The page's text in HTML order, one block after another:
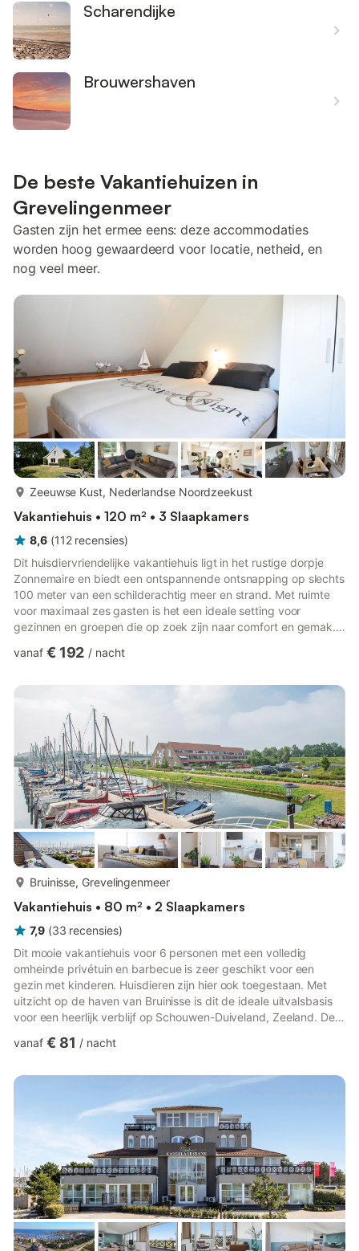
Scharendijke
Brouwershaven
De beste Vakantiehuizen in
Grevelingenmeer
Gasten zijn het ermee eens: deze accommodaties
worden hoog gewaardeerd voor locatie, netheid, en
nog veel meer.
Zeeuwse Kust, Nederlandse Noordzeekust
Vakantiehuis • 120 m² • 3 Slaapkamers
8,6 (112 recensies)
Dit huisdiervriendelijke vakantiehuis ligt in het rustige dorpje
Zonnemaire en biedt een ontspannende ontsnapping op slechts
100 meter van een schilderachtig meer en strand. Met ruimte
voor maximaal zes gasten is het een ideale setting voor
gezinnen en groepen die op zoek zijn naar comfort en gemak.
Scharendijke en Brouwershaven, waardoor bezoekers de
kustschoonheid van Zeeland kunnen verkennen. Binnen
beschikt het huis over een ruime woonkamer met
entertainmentmogelijkheden, een ...
vanaf € 192 / nacht
Bruinisse, Grevelingenmeer
Vakantiehuis • 80 m² • 2 Slaapkamers
7,9 (33 recensies)
Dit mooie vakantiehuis voor 6 personen met een volledig
omheinde privétuin en barbecue is zeer geschikt voor een
gezin met kinderen. Huisdieren zijn hier ook toegestaan. Met
uitzicht op de haven van Bruinisse is dit de ideale uitvalsbasis
voor een heerlijk verblijf op Schouwen-Duiveland, Zeeland. De
een volledig uitgeruste keuken. 2 slaapkamers, één met 1
eenpersoonsbedden. Er is ook een kinderbedje en kinderstoel
aanwezig. Op het terrein voor het huis, gelegen aan de haven,
vanaf € 81 / nacht